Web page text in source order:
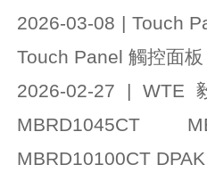
2026-03-08 | Touch
Touch Panel 觸控面
2026-02-27 | WTE
MBRD1045CT
MBRD10100CT